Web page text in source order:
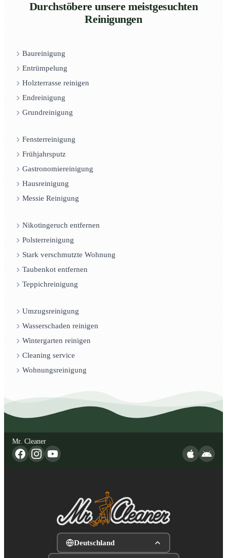
Durchstöbere unsere meistgesuchten
Reinigungen
Baureinigung
Entrümpelung
Holzterrasse reinigen
Endreinigung
Grundreinigung
Fensterreinigung
Frühjahrsputz
Gastronomiereinigung
Hausreinigung
Messie Reinigung
Nikotingeruch entfernen
Polsterreinigung
Stark verschmutzte Wohnung
Taubenkot entfernen
Teppichreinigung
Umzugsreinigung
Wasserschaden reinigen
Wintergarten reinigen
Cleaning service
Wohnungsreinigung
Mr. Cleaner
Deutschland